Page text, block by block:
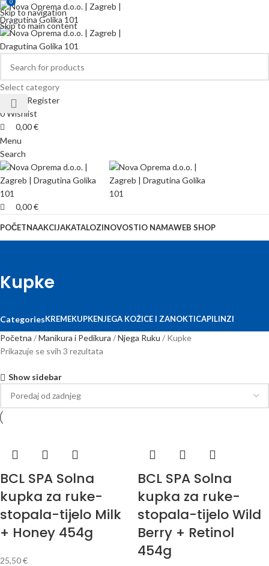
Skip to navigation
Skip to main content
Select category
Login / Register
0 Wishlist
0
0,00€
Menu
Search
0
0,00€
POČETNAAKCIJAKATALOZINOVOSTIO NAMAWEB SHOP
Kupke
CategoriesKREMEKUPKENJEGA KOŽICE I ZANOKTICAPILINZI
Početna Manikura i Pedikura Njega Ruku
Kupke
Prikazuje se svih 3 rezultata
Show sidebar
BCL SPA Solna
kupka za ruke-
stopala-tijelo Milk
+ Honey 454g
25,50€
BCL SPA Solna
kupka za ruke-
stopala-tijelo Wild
Berry + Retinol
454g